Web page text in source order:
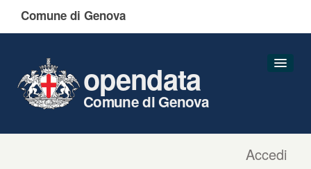
Comune di Genova
Accedi
opendata
Comune di Genova